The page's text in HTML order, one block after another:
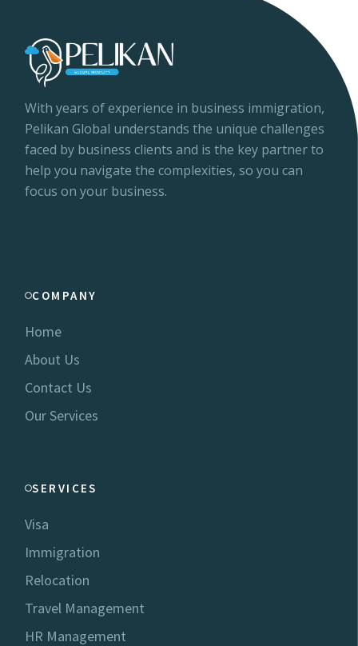
With years of experience in business immigration,
Pelikan Global understands the unique challenges
faced by business clients and is the key partner to
help you navigate the complexities, so you can
focus on your business.
COMPANY
Home
About Us
Contact Us
Our Services
SERVICES
Visa
Immigration
Relocation
Travel Management
HR Management